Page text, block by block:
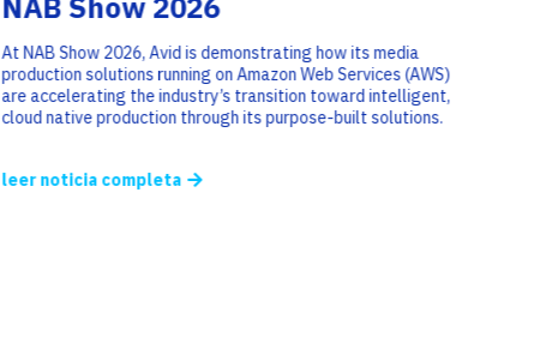
At NAB Show 2026, Avid is demonstrating how its media
production solutions running on Amazon Web Services (AWS)
are accelerating the industry’s transition toward intelligent,
cloud native production through its purpose-built solutions.
leer noticia completa